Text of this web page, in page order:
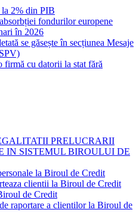
la 2% din PIB
fondurilor europene
în 2026
se găsește în secțiunea Mesaje
cu datorii la stat fără
PRELUCRARII
IN SISTEMUL BIROULUI DE
la Biroul de Credit
clientii la Biroul de Credit
de Credit
raportare a clientilor la Biroul de